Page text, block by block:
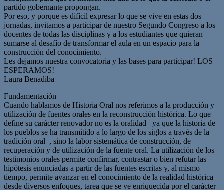
partido gobernante propongan.
Por eso, y porque es difícil expresar lo que se vive en estas dos
jornadas, invitamos a participar de nuestro Segundo Congreso a los
docentes de todas las disciplinas y a los estudiantes que quieran
sumarse al desafío de transformar el aula en un espacio para la
construcción del conocimiento.
Les dejamos nuestra convocatoria y las bases para participar! LOS
ESPERAMOS!
Laura Benadiba
Fundamentación
Cuando hablamos de Historia Oral nos referimos a la producción y
utilización de fuentes orales en la reconstrucción histórica. Lo que
define su carácter renovador no es la oralidad –ya que la historia de
los pueblos se ha transmitido a lo largo de los siglos a través de la
tradición oral–, sino la labor sistemática de construcción, de
recuperación y de utilización de la fuente oral. La utilización de los
testimonios orales permite confirmar, contrastar o bien refutar las
hipótesis enunciadas a partir de las fuentes escritas y, al mismo
tiempo, permite avanzar en el conocimiento de la realidad histórica
desde diversos enfoques, tarea que se ve enriquecida por el carácter